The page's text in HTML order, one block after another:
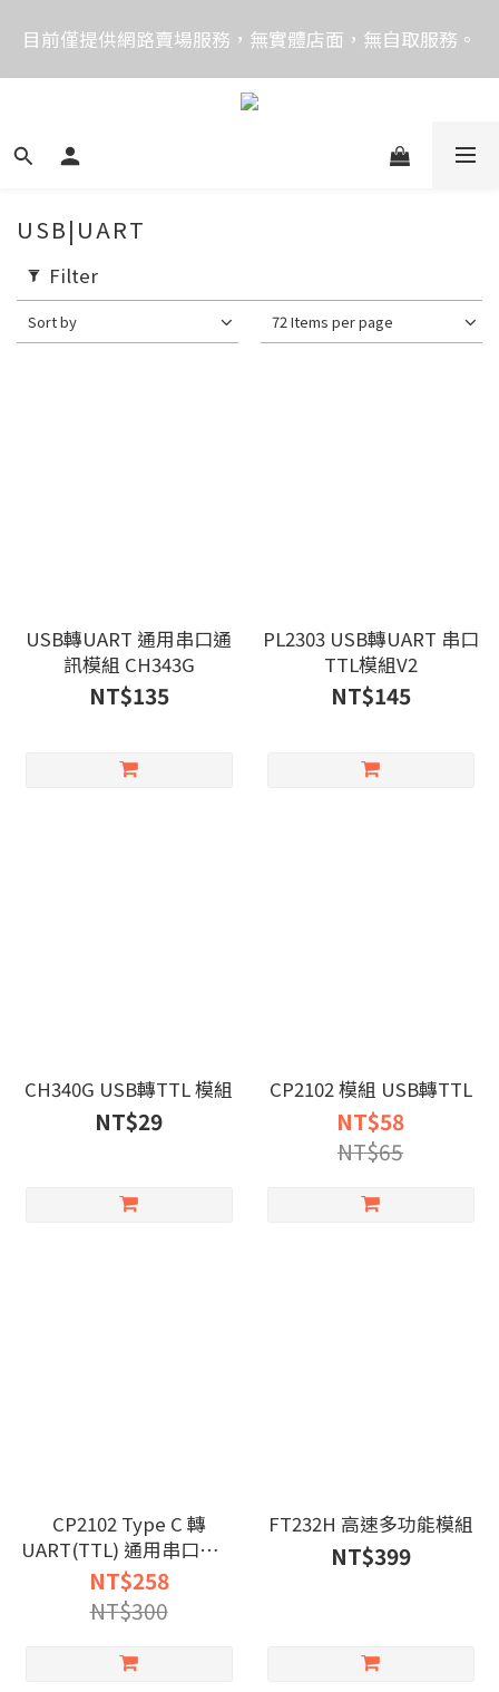
價格均含稅，下單享優惠！歡迎大量採購，由專人提供
專案報價。
目前僅提供網路賣場服務，無實體店面，無自取服務。
目前電話系統異常，暫時無法正常接聽來電，請改播
USB|UART
Filter
Sort by 72 Items per page
USB轉UART 通用串口通
訊模組 CH343G
NT$135
PL2303 USB轉UART 串​​口
TTL模組V2
NT$145
CH340G USB轉TTL 模組
NT$29
CP2102 模組 USB轉TTL
NT$58
NT$65
CP2102 Type C 轉
UART(TTL) 通用串口通信
模組
NT$258
NT$300
FT232H 高速多功能模組
NT$399